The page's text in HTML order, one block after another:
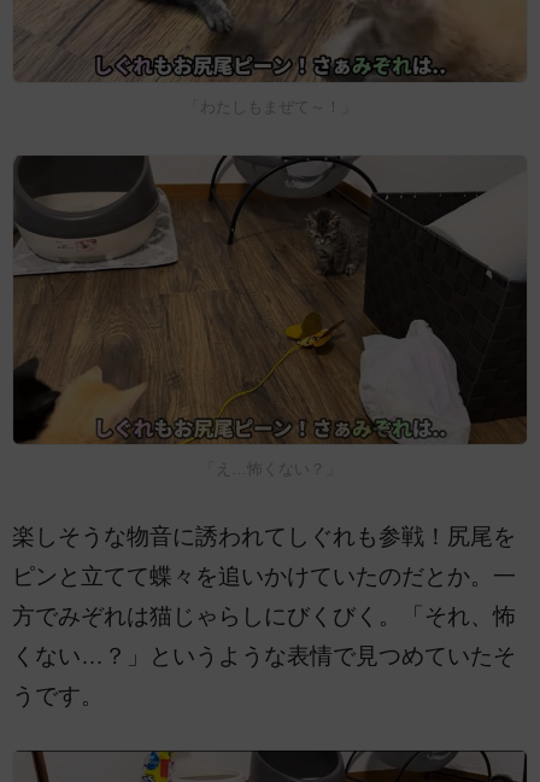
「わたしもまぜて～！」
「え…怖くない？」
楽しそうな物音に誘われてしぐれも参戦！尻尾を
ピンと立てて蝶々を追いかけていたのだとか。一
方でみぞれは猫じゃらしにびくびく。「それ、怖
くない…？」というような表情で見つめていたそ
うです。